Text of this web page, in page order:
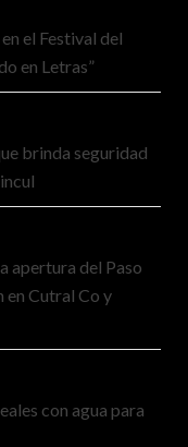
el Festival del
en Letras”
brinda seguridad
apertura del Paso
en Cutral Co y
con agua para